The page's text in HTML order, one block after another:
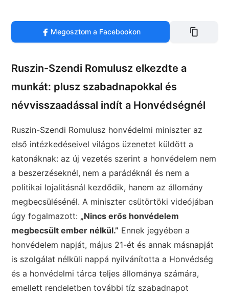
Megosztom a Facebookon
Ruszin-Szendi Romulusz elkezdte a
munkát: plusz szabadnapokkal és
névvisszaadással indít a Honvédségnél
Ruszin-Szendi Romulusz honvédelmi miniszter az
első intézkedéseivel világos üzenetet küldött a
katonáknak: az új vezetés szerint a honvédelem nem
a beszerzéseknél, nem a parádéknál és nem a
politikai lojalitásnál kezdődik, hanem az állomány
megbecsülésénél. A miniszter csütörtöki videójában
úgy fogalmazott: „Nincs erős honvédelem
megbecsült ember nélkül.” Ennek jegyében a
honvédelem napját, május 21-ét és annak másnapját
is szolgálat nélküli nappá nyilvánította a Honvédség
és a honvédelmi tárca teljes állománya számára,
emellett rendeletben további tíz szabadnapot